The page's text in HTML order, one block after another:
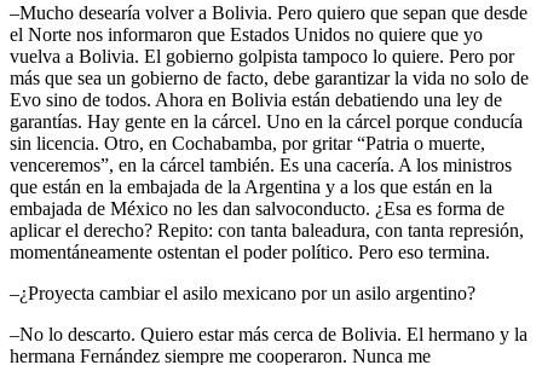
–Mucho desearía volver a Bolivia. Pero quiero que sepan que desde
el Norte nos informaron que Estados Unidos no quiere que yo
vuelva a Bolivia. El gobierno golpista tampoco lo quiere. Pero por
más que sea un gobierno de facto, debe garantizar la vida no solo de
Evo sino de todos. Ahora en Bolivia están debatiendo una ley de
garantías. Hay gente en la cárcel. Uno en la cárcel porque conducía
sin licencia. Otro, en Cochabamba, por gritar “Patria o muerte,
venceremos”, en la cárcel también. Es una cacería. A los ministros
que están en la embajada de la Argentina y a los que están en la
embajada de México no les dan salvoconducto. ¿Esa es forma de
aplicar el derecho? Repito: con tanta baleadura, con tanta represión,
momentáneamente ostentan el poder político. Pero eso termina.
–¿Proyecta cambiar el asilo mexicano por un asilo argentino?
–No lo descarto. Quiero estar más cerca de Bolivia. El hermano y la
hermana Fernández siempre me cooperaron. Nunca me